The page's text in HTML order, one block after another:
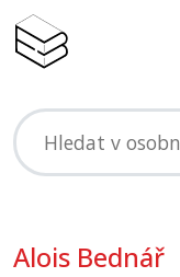
Alois Bednář